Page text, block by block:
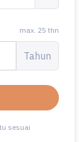
max. 25 thn
Tahun
sesuai